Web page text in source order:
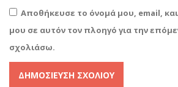
Αποθήκευσε το όνομά μου, email,
μου σε αυτόν τον πλοηγό για την
σχολιάσω.